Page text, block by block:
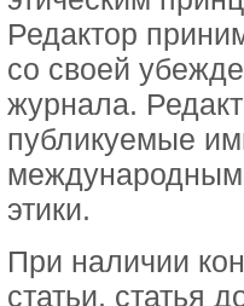
Редактор
со своей
журнала.
публикуемые
международным
этики.
При наличии
статьи, статья